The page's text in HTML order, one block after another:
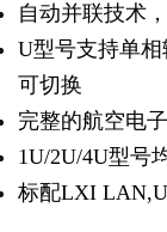
自动并联技术
U型号支持单
可切换
完整的航空电
1U/2U/4U型号
标配LXI